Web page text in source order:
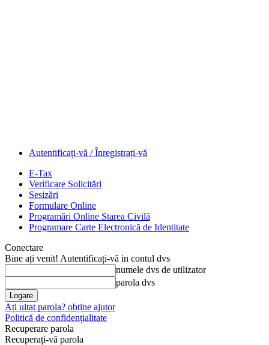
Autentificați-vă / Înregistrați-vă
E-Tax
Verificare Solicitări
Sesizări
Formulare Online
Programări Online Starea Civilă
Programare Carte Electronică de Identitate
Conectare
Bine ați venit! Autentificați-vă in contul dvs
numele dvs de utilizator
parola dvs
Ați uitat parola? obține ajutor
Politică de confidențialitate
Recuperare parola
Recuperați-vă parola